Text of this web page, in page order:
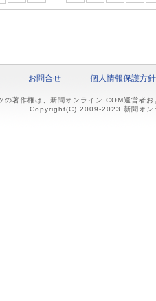
お問合せ 個人情報保護方針
著作権は、新聞オンライン.COM運営者
Copyright(C) 2009-2023 新聞オン